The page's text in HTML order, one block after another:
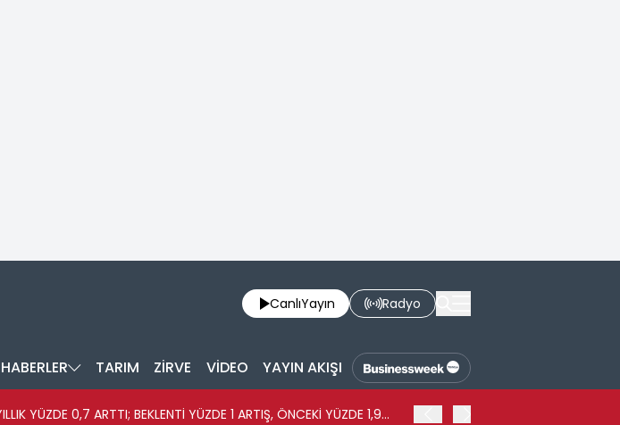
CanlıYayın Radyo
HABERLER TARIM ZİRVE VİDEO YAYIN AKIŞI
YÜZDE 0,7 ARTTI; BEKLENTİ YÜZDE 1 ARTIŞ, ÖNCEKİ YÜZDE 1,9